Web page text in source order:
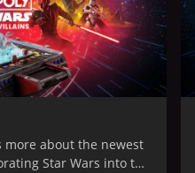
more about the newest
Star Wars into the